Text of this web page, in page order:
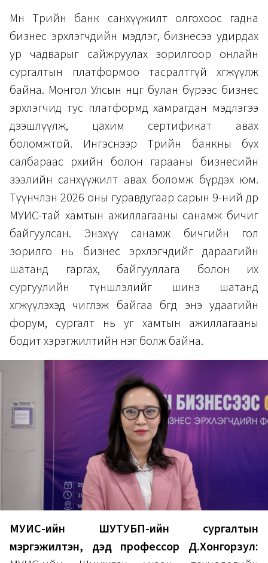
Мөн Төрийн банк санхүүжилт олгохоос гадна
бизнес эрхлэгчдийн мэдлэг, бизнесээ удирдах
ур чадварыг сайжруулах зорилгоор онлайн
сургалтын платформоо тасралтгүй хөгжүүлж
байна. Монгол Улсын өнцөг булан бүрээс бизнес
эрхлэгчид тус платформд хамрагдан мэдлэгээ
дээшлүүлж, цахим сертификат авах
боломжтой. Ингэснээр Төрийн банкны бүх
салбараас өрхийн болон гарааны бизнесийн
зээлийн санхүүжилт авах боломж бүрдэх юм.
Түүнчлэн 2026 оны гуравдугаар сарын 9-ний өдөр
МУИС-тай хамтын ажиллагааны санамж бичиг
байгуулсан. Энэхүү санамж бичгийн гол
зорилго нь бизнес эрхлэгчдийг дараагийн
шатанд гаргах, байгууллага болон их
сургуулийн түншлэлийг шинэ шатанд
хөгжүүлэхэд чиглэж байгаа бөгөөд энэ удаагийн
форум, сургалт нь уг хамтын ажиллагааны
бодит хэрэгжилтийн нэг болж байна.
МУИС-ийн ШУТУБП-ийн сургалтын
мэргэжилтэн, дэд профессор Д.Хонгорзул: